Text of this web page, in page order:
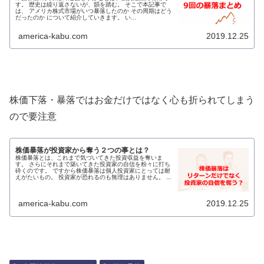
す。 歴史は繰り返さないが、韻を踏む。 そこで本記事で
は、 アメリカ株式市場がいつ暴落したのか その周期はどう
だったのか について紹介していきます。 い...
america-kabu.com 2019.12.25
株価下落・暴落ではお金だけではなく心も折られてしまう
ので要注意
株価暴落が投資家から奪う２つの事とは？
株価暴落とは、これまで気づいてきた投資収益を奪いま
す。 さらにそれまで築いてきた投資家の自信を粉々に打ち
砕くのです。 ですから株価暴落は個人投資家にとっては耐
えがたいもの。 投資家が恐れるのも無理はありません。 ...
america-kabu.com 2019.12.25